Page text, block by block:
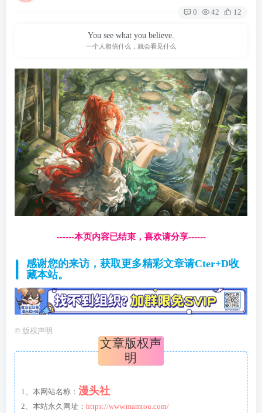
0 42 12
You see what you believe.
一个人相信什么，就会看见什么
------本页内容已结束，喜欢请分享------
感谢您的来访，获取更多精彩文章请Cter+D收
藏本站。
© 版权声明
文章版权声
明
1、本网站名称： 漫头社
2、本站永久网址： https://www.mamtou.com/